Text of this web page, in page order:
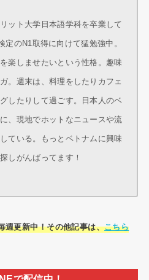
ット大学日本語学科を卒業して
のN1取得に向けて猛勉強中。
楽しませたいという性格。趣味
。週末は、料理をしたりカフェ
したりして過ごす。日本人のベ
、現地でホットなニュースや流
ている。もっとベトナムに興味
しがんばってます！
週更新中！その他記事は、こちら